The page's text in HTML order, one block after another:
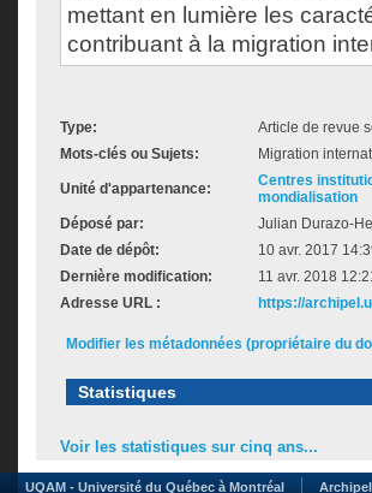
mettant en lumière les
contribuant à la migration
Type:
Article de revue
Mots-clés ou Sujets:
Migration
Unité d'appartenance:
Centres
mondialisation
Déposé par:
Julian Durazo-
Date de dépôt:
10 avr. 2017
Dernière modification:
11 avr. 2018
Adresse URL :
https://
Modifier les métadonnées (propriétaire du
Statistiques
Voir les statistiques sur cinq ans...
UQAM - Université du Québec à Montréal Archipel